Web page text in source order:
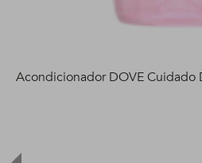
Acondicionador DOVE Cuidado